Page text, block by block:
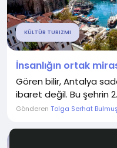
KÜLTÜR TURIZMI
İnsanlığın ortak
Gören bilir, Antalya
ibaret değil. Bu şehrin 2.
Gönderen Tolga Serhat Bulmuş